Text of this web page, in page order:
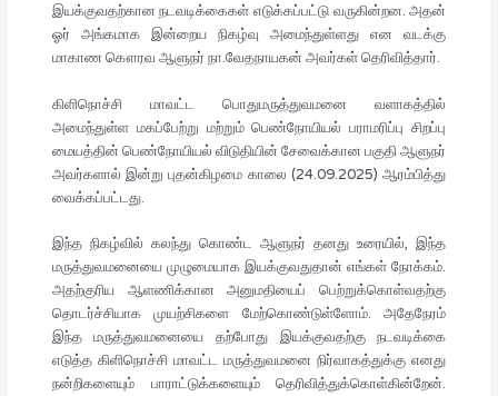
இயக்குவதற்கான நடவடிக்கைகள் எடுக்கப்பட்டு வருகின்றன. அதன்
ஓர் அங்கமாக இன்றைய நிகழ்வு அமைந்துள்ளது என வடக்கு
மாகாண கௌரவ ஆளுநர் நா.வேதநாயகன் அவர்கள் தெரிவித்தார்.
கிளிநொச்சி மாவட்ட பொதுமருத்துவமனை வளாகத்தில்
அமைந்துள்ள மகப்பேற்று மற்றும் பெண்நோயியல் பராமரிப்பு சிறப்பு
மையத்தின் பெண்நோயியல் விடுதியின் சேவைக்கான பகுதி ஆளுநர்
அவர்களால் இன்று புதன்கிழமை காலை (24.09.2025) ஆரம்பித்து
வைக்கப்பட்டது.
இந்த நிகழ்வில் கலந்து கொண்ட ஆளுநர் தனது உரையில், இந்த
மருத்துவமனையை முழுமையாக இயக்குவதுதான் எங்கள் நோக்கம்.
அதற்குரிய ஆளணிக்கான அனுமதியைப் பெற்றுக்கொள்வதற்கு
தொடர்ச்சியாக முயற்சிகளை மேற்கொண்டுள்ளோம். அதேநேரம்
இந்த மருத்துவமனையை தற்போது இயக்குவதற்கு நடவடிக்கை
எடுத்த கிளிநொச்சி மாவட்ட மருத்துவமனை நிர்வாகத்துக்கு எனது
நன்றிகளையும் பாராட்டுக்களையும் தெரிவித்துக்கொள்கின்றேன்.